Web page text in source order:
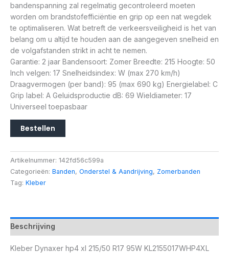
bandenspanning zal regelmatig gecontroleerd moeten
worden om brandstofefficiëntie en grip op een nat wegdek
te optimaliseren. Wat betreft de verkeersveiligheid is het van
belang om u altijd te houden aan de aangegeven snelheid en
de volgafstanden strikt in acht te nemen.
Garantie: 2 jaar Bandensoort: Zomer Breedte: 215 Hoogte: 50
Inch velgen: 17 Snelheidsindex: W (max 270 km/h)
Draagvermogen (per band): 95 (max 690 kg) Energielabel: C
Grip label: A Geluidsproductie dB: 69 Wieldiameter: 17
Universeel toepasbaar
Bestellen
Artikelnummer: 142fd56c599a
Categorieën: Banden, Onderstel & Aandrijving, Zomerbanden
Tag: Kleber
Beschrijving
Kleber Dynaxer hp4 xl 215/50 R17 95W KL2155017WHP4XL